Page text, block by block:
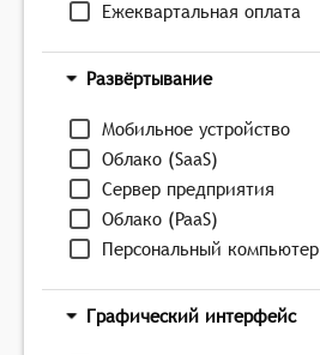
Ежеквартальная оплата
Развёртывание
Мобильное устройство
Облако (SaaS)
Сервер предприятия
Облако (PaaS)
Персональный компьютер
Графический интерфейс